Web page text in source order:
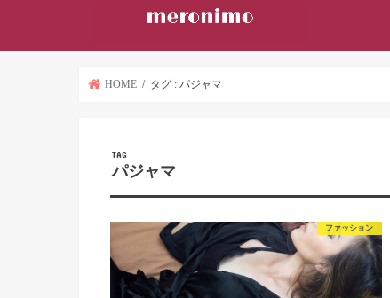
HOME タグ : パジャマ
TAG
パジャマ
ファッション